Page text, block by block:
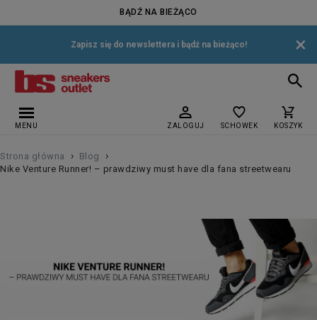
BĄDŹ NA BIEŻĄCO
Zapisz się do newslettera i bądź na bieżąco! ×
MENU ZALOGUJ SCHOWEK KOSZYK
Strona główna › Blog ›
Nike Venture Runner! – prawdziwy must have dla fana streetwearu